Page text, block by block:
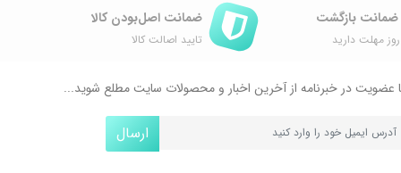
مهلت دارید
ضمانت اصل‌بودن کالا
تایید اصالت کالا
عضویت در خبرنامه از آخرین اخبار و محصولات سایت مطلع شوید...
ارسال